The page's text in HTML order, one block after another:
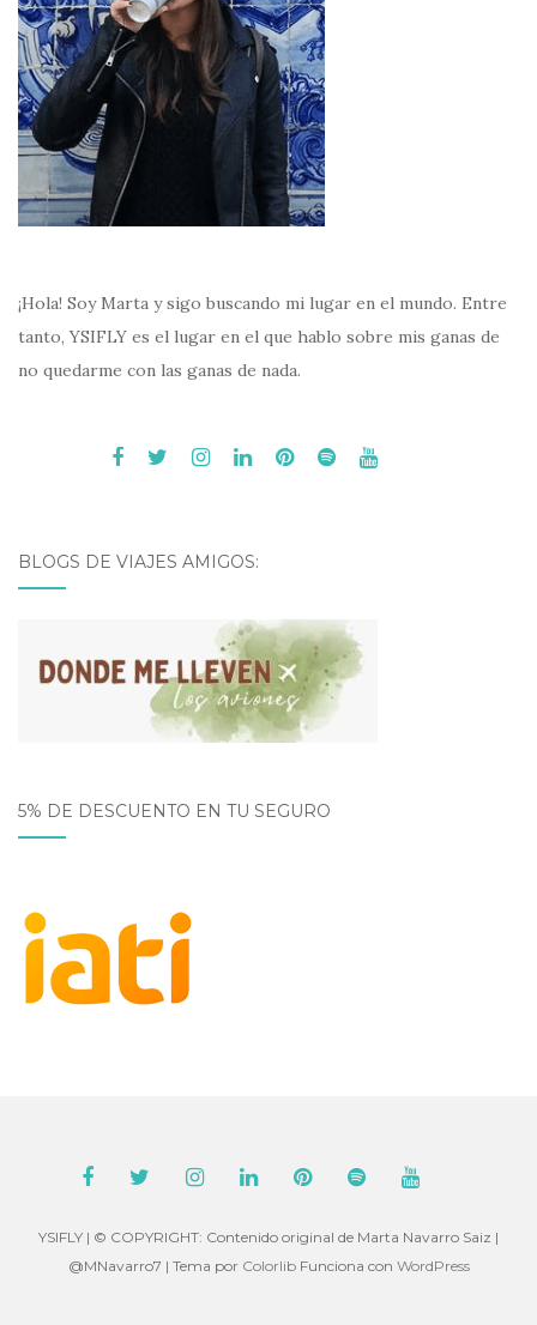
¡Hola! Soy Marta y sigo buscando mi lugar en el mundo. Entre
tanto, YSIFLY es el lugar en el que hablo sobre mis ganas de
no quedarme con las ganas de nada.
BLOGS DE VIAJES AMIGOS:
5% DE DESCUENTO EN TU SEGURO
YSIFLY | © COPYRIGHT: Contenido original de Marta Navarro Saiz |
@MNavarro7 | Tema por ColorlibFunciona con WordPress